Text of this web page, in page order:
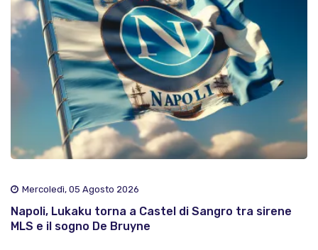
Mercoledì, 05 Agosto 2026
Napoli, Lukaku torna a Castel di Sangro tra sirene
MLS e il sogno De Bruyne